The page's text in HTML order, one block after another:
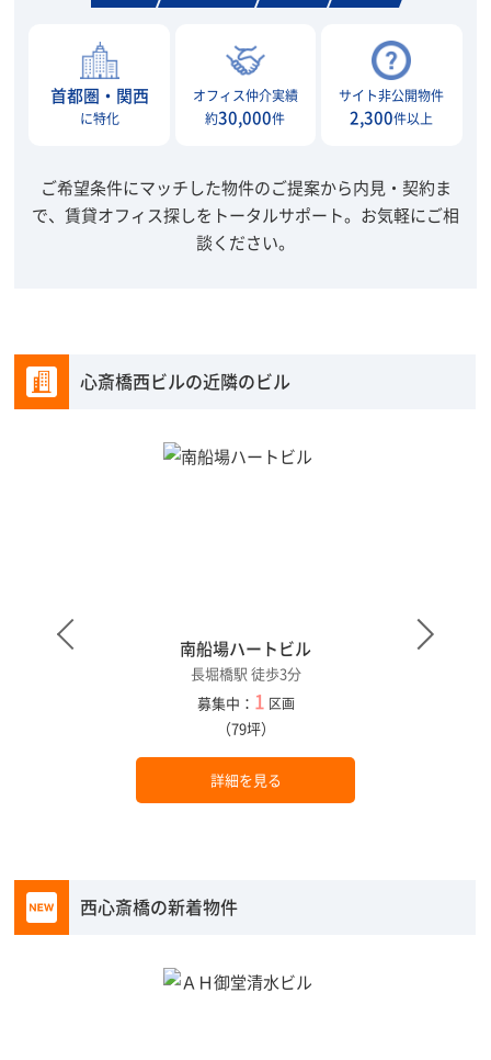
首都圏・関西
に特化
オフィス仲介実績
約30,000件
サイト非公開物件
2,300件以上
ご希望条件にマッチした物件のご提案から内見・契約ま
で、賃貸オフィス探しをトータルサポート。 お気軽にご相
談ください。
心斎橋西ビルの近隣のビル
南船場ハートビル
長堀橋駅 徒歩3分
募集中： 1 区画
（79坪）
詳細を見る
西心斎橋の新着物件